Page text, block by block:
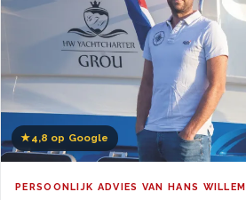
★4,8 op Google
PERSOONLIJK ADVIES VAN HANS WILLEM